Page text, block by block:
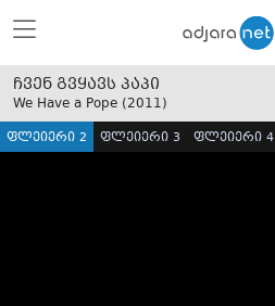
ჩვენ გვყავს პაპი
We Have a Pope (2011)
ფლეიერი 2 ფლეიერი 3 ფლეიერი 4